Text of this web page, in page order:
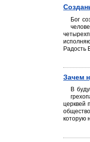
Бог
Радость
Зачем
В
церквей
которую